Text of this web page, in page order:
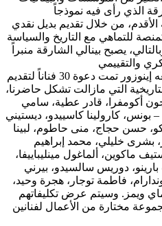
الذي رأى فيه نموذجاً
الأقدم، من خلال تقديم بديل نقدي
للتماهي مع التاريخ والسياسة
يصبح بينالي الشارقة منبراً
وبناءً على إطار العمل الذي وضعه إينوزور تمت دعوة 30 فناناً لتقديم
التي مازالت تشكل حاضرنا،
أكومفرا، قادر عطية، سامي
بونس، كارولينا كاسييدو، ديستيني
حسن حجاج، منى حاطوم، لبينا
بشرى خليلي، محمد إبراهيم
ماكوين، ألماغول مينليباييفا،
بارينو، دوريس سالسيدو، بيرني
فاطمة توجار، هجرة وحيد،
ماي ويمز. وسيتم عرض تكليفاتهم
مختارة من الأعمال لفنانين